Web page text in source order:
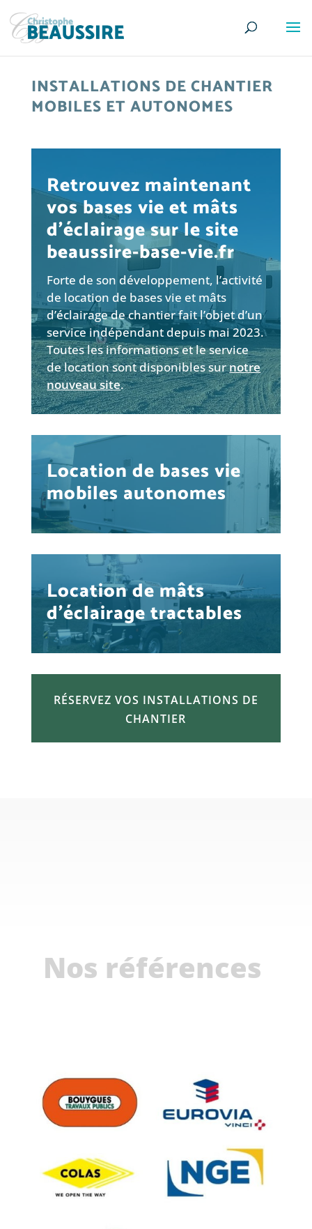
INSTALLATIONS DE CHANTIER
MOBILES ET AUTONOMES
Retrouvez maintenant
vos bases vie et mâts
d’éclairage sur le site
beaussire-base-vie.fr
Forte de son développement, l’activité
de location de bases vie et mâts
d’éclairage de chantier fait l’objet d’un
service indépendant depuis mai 2023.
Toutes les informations et le service
de location sont disponibles surnotre
nouveau site.
Location de bases vie
mobiles autonomes
Location de mâts
d’éclairage tractables
RÉSERVEZ VOS INSTALLATIONS DE
CHANTIER
Nos références